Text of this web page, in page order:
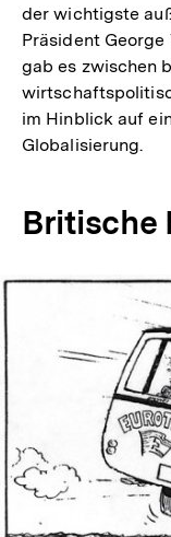
der wichtigste
Präsident George
gab es zwischen
im Hinblick auf
Globalisierung.
Britische